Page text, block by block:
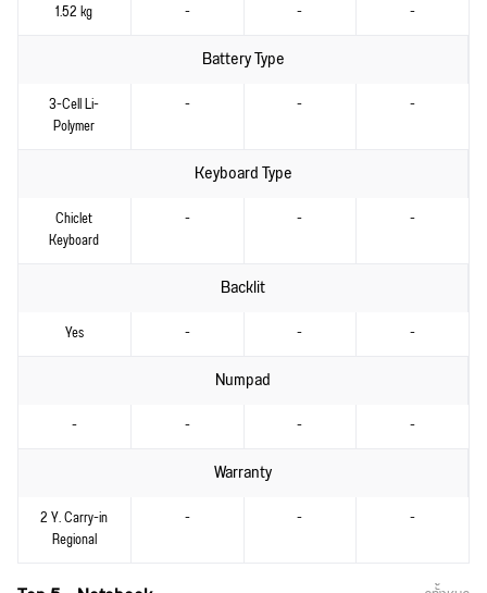
1.52 kg - - -
Battery Type
3-Cell Li-
Polymer
- - -
Keyboard Type
Chiclet
Keyboard
- - -
Backlit
Yes - - -
Numpad
- - - -
Warranty
2 Y. Carry-in
Regional
- - -